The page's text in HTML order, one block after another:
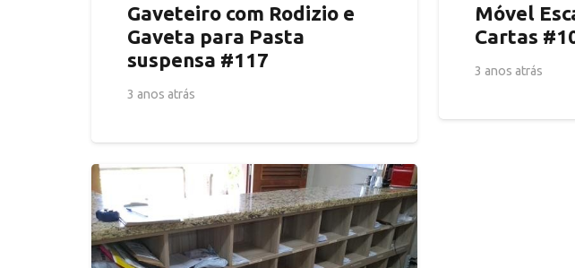
Gaveteiro com Rodizio e
Gaveta para Pasta
suspensa #117
3 anos atrás
Móvel
Cartas
3 anos atrás